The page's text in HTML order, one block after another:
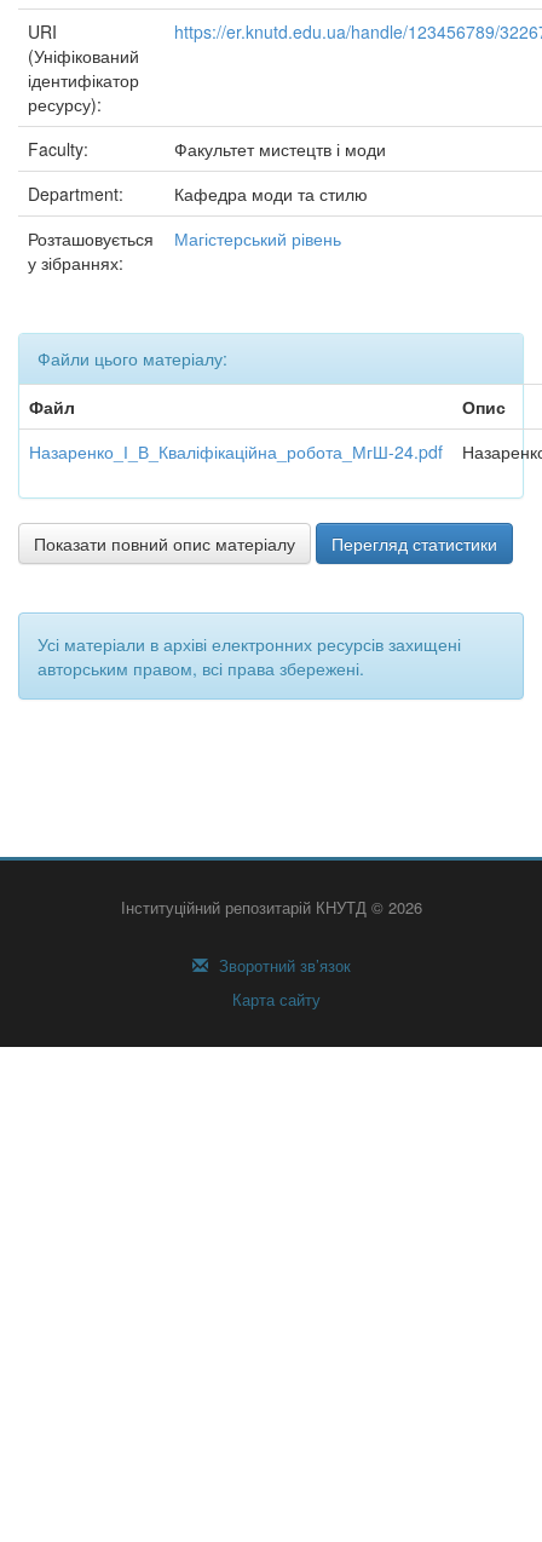
URI
(Уніфікований
ідентифікатор
ресурсу):
https://er.knutd.edu.ua/handle/123456789/
Faculty:
Факультет мистецтв і моди
Department:
Кафедра моди та стилю
Розташовується
у зібраннях:
Магістерський рівень
Файли цього матеріалу:
Файл
Опис
Назаренко_І_В_Кваліфікаційна_робота_МгШ-24.pdf
Показати повний опис матеріалу Перегляд статистики
Усі матеріали в архіві електронних ресурсів захищені
авторським правом, всі права збережені.
Інституційний репозитарій КНУТД © 2026
Зворотний зв’язок
Карта сайту